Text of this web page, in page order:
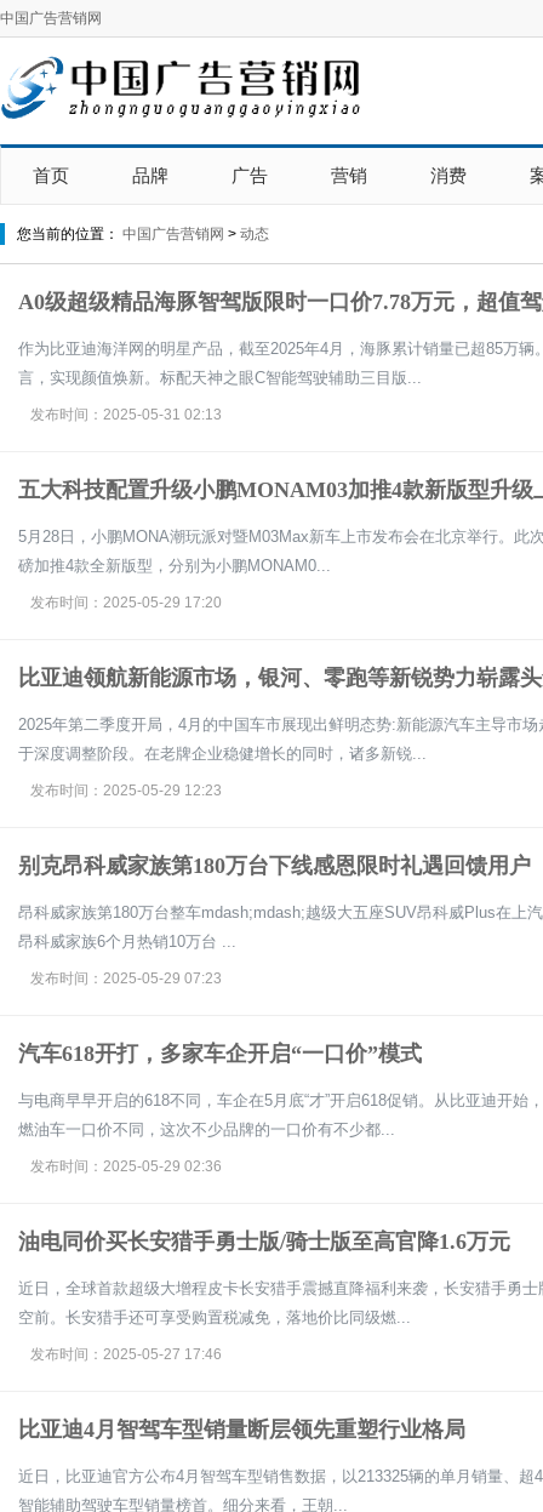
中国广告营销网
首页 品牌 广告 营销 消费
您当前的位置： 中国广告营销网 > 动态
A0级超级精品海豚智驾版限时一口价7.78万元，超值
作为比亚迪海洋网的明星产品，截至2025年4月，海豚累计销量已超85万
言，实现颜值焕新。标配天神之眼C智能驾驶辅助三目版...
发布时间：2025-05-31 02:13
五大科技配置升级小鹏MONAM03加推4款新版型升级
5月28日，小鹏MONA潮玩派对暨M03Max新车上市发布会在北京举行。此
磅加推4款全新版型，分别为小鹏MONAM0...
发布时间：2025-05-29 17:20
比亚迪领航新能源市场，银河、零跑等新锐势力崭露
2025年第二季度开局，4月的中国车市展现出鲜明态势:新能源汽车主导市
于深度调整阶段。在老牌企业稳健增长的同时，诸多新锐...
发布时间：2025-05-29 12:23
别克昂科威家族第180万台下线感恩限时礼遇回馈用户
昂科威家族第180万台整车mdash;mdash;越级大五座SUV昂科威Plus在上
昂科威家族6个月热销10万台 ...
发布时间：2025-05-29 07:23
汽车618开打，多家车企开启“一口价”模式
与电商早早开启的618不同，车企在5月底“才”开启618促销。从比亚迪开始
燃油车一口价不同，这次不少品牌的一口价有不少都...
发布时间：2025-05-29 02:36
油电同价买长安猎手勇士版/骑士版至高官降1.6万元
近日，全球首款超级大增程皮卡长安猎手震撼直降福利来袭，长安猎手勇
空前。长安猎手还可享受购置税减免，落地价比同级燃...
发布时间：2025-05-27 17:46
比亚迪4月智驾车型销量断层领先重塑行业格局
近日，比亚迪官方公布4月智驾车型销售数据，以213325辆的单月销量、
智能辅助驾驶车型销量榜首。细分来看，王朝...